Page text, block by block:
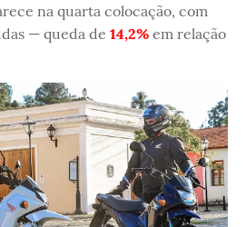
na quarta colocação, com
— queda de 14,2% em relação